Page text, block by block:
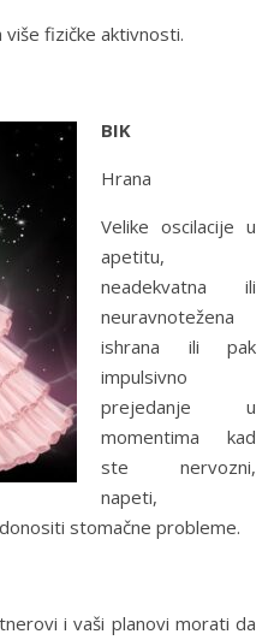
fizičke aktivnosti.
BIK
Hrana
Velike oscilacije u
apetitu,
neadekvatna ili
neuravnotežena
ishrana ili pak
impulsivno
prejedanje u
momentima kad
ste nervozni,
napeti,
stomačne probleme.
i vaši planovi morati da